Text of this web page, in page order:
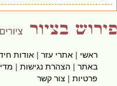
ראשי|אתרי עזר|אודות חידוש
באתר|הצהרת נגישות|
פרטיות|צור קשר